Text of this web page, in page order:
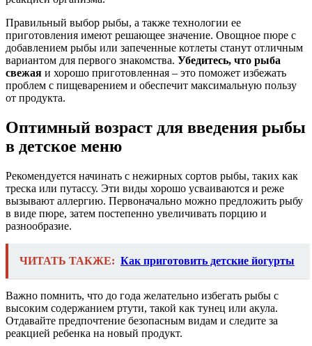
Правильный выбор рыбы, а также технологии ее
приготовления имеют решающее значение. Овощное пюре с
добавлением рыбы или запеченные котлеты станут отличным
вариантом для первого знакомства. Убедитесь, что рыба
свежая и хорошо приготовленная – это поможет избежать
проблем с пищеварением и обеспечит максимальную пользу
от продукта.
Оптимный возраст для введения рыбы
в детское меню
Рекомендуется начинать с нежирных сортов рыбы, таких как
треска или путассу. Эти виды хорошо усваиваются и реже
вызывают аллергию. Первоначально можно предложить рыбу
в виде пюре, затем постепенно увеличивать порцию и
разнообразие.
ЧИТАТЬ ТАКЖЕ: Как приготовить детские йогурты
Важно помнить, что до года желательно избегать рыбы с
высоким содержанием ртути, такой как тунец или акула.
Отдавайте предпочтение безопасным видам и следите за
реакцией ребенка на новый продукт.